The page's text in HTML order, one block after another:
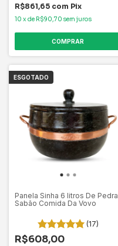
R$861,65 com Pix
10 x de R$90,70 sem juros
ESGOTADO
Panela Sinha 6 litros De Pedra
Sabão Comida Da Vovo
(17)
R$608,00